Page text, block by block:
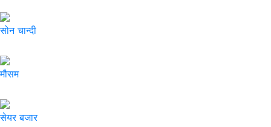
सोन चान्दी
मौसम
सेयर बजार